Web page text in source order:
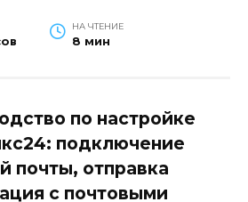
НА ЧТЕНИЕ
8 мин
по настройке
подключение
почты, отправка
с почтовыми